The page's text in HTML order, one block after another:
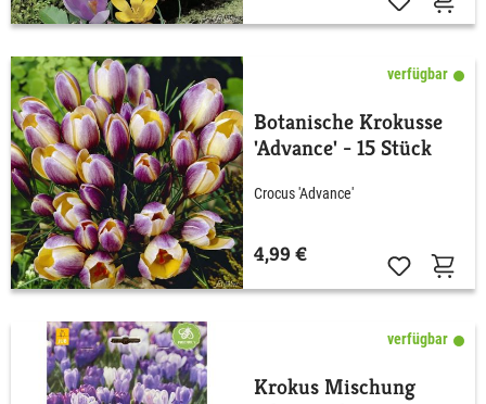
verfügbar
Botanische Krokusse
'Advance' - 15 Stück
Crocus 'Advance'
4,99 €
verfügbar
Krokus Mischung